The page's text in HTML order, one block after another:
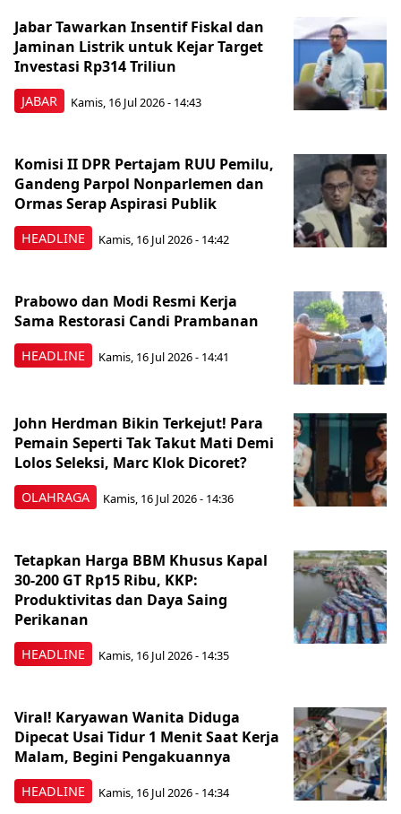
JABAR
Jabar Tawarkan Insentif Fiskal dan
Jaminan Listrik untuk Kejar Target
Investasi Rp314 Triliun
Kamis, 16 Jul 2026 - 14:43
HEADLINE
Komisi II DPR Pertajam RUU Pemilu,
Gandeng Parpol Nonparlemen dan
Ormas Serap Aspirasi Publik
Kamis, 16 Jul 2026 - 14:42
HEADLINE
Prabowo dan Modi Resmi Kerja
Sama Restorasi Candi Prambanan
Kamis, 16 Jul 2026 - 14:41
OLAHRAGA
John Herdman Bikin Terkejut! Para
Pemain Seperti Tak Takut Mati Demi
Lolos Seleksi, Marc Klok Dicoret?
Kamis, 16 Jul 2026 - 14:36
HEADLINE
Tetapkan Harga BBM Khusus Kapal
30-200 GT Rp15 Ribu, KKP:
Produktivitas dan Daya Saing
Perikanan
Kamis, 16 Jul 2026 - 14:35
HEADLINE
Viral! Karyawan Wanita Diduga
Dipecat Usai Tidur 1 Menit Saat Kerja
Malam, Begini Pengakuannya
Kamis, 16 Jul 2026 - 14:34